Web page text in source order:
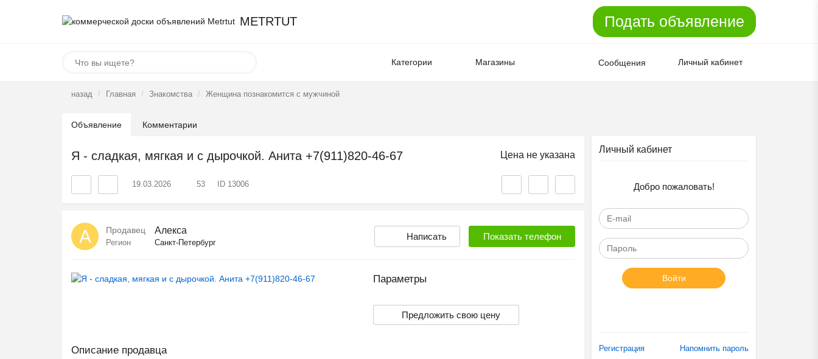
METRTUT Подать объявление
Категории Магазины Сообщения Личный кабинет
назад Главная Знакомства Женщина познакомится с мужчиной
Объявление Комментарии
Я - сладкая, мягкая и с дырочкой. Анита +7(911)820-46-67
19.03.2026 53 ID 13006
Цена не указана
А Продавец Алекса
Регион Санкт-Петербург
Написать Показать телефон
Параметры
Предложить свою цену
Описание продавца
Личный кабинет
Добро пожаловать!
Войти
Регистрация Напомнить пароль